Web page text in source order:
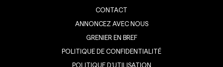
CONTACT
ANNONCEZ AVEC NOUS
GRENIER EN BREF
POLITIQUE DE CONFIDENTIALITÉ
POLITIQUE D’UTILISATION